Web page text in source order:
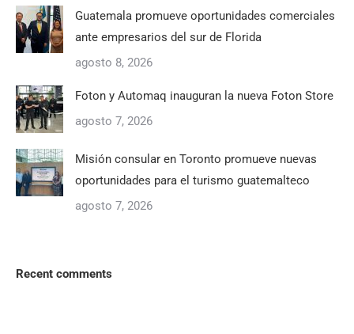
Guatemala promueve oportunidades comerciales
ante empresarios del sur de Florida
agosto 8, 2026
Foton y Automaq inauguran la nueva Foton Store
agosto 7, 2026
Misión consular en Toronto promueve nuevas
oportunidades para el turismo guatemalteco
agosto 7, 2026
Recent comments